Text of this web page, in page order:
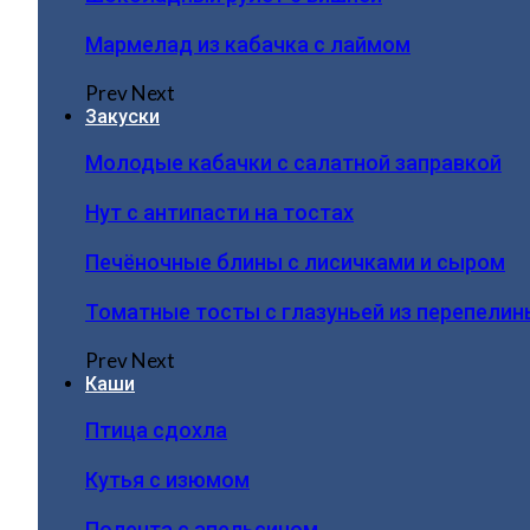
Мармелад из кабачка с лаймом
PrevNext
Закуски
Молодые кабачки с салатной заправкой
Нут с антипасти на тостах
Печёночные блины с лисичками и сыром
Томатные тосты с глазуньей из
PrevNext
Каши
Птица сдохла
Кутья с изюмом